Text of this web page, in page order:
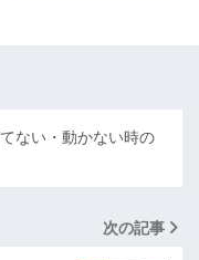
ない・動かない時の
次の記事